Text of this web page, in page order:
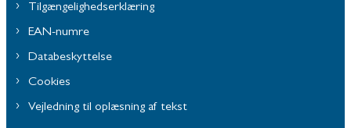
Tilgængelighedserklæring
EAN-numre
Databeskyttelse
Cookies
Vejledning til oplæsning af tekst